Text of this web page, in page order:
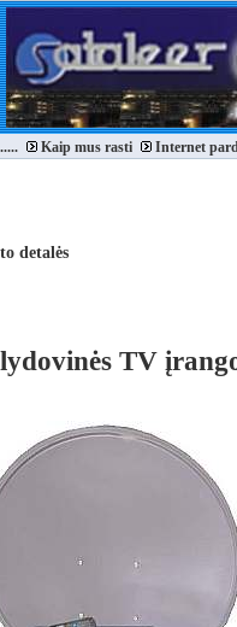
Kaip mus rasti
Internet
detalės
TV